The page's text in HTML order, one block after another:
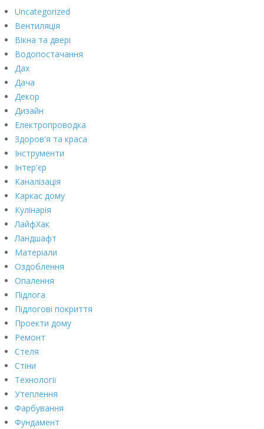
Uncategorized
Вентиляція
Вікна та двері
Водопостачання
Дах
Дача
Декор
Дизайн
Електропроводка
Здоров'я та краса
Інструменти
Інтер'єр
Каналізація
Каркас дому
Кулінарія
ЛайфХак
Ландшафт
Матеріали
Оздоблення
Опалення
Підлога
Підлогові покриття
Проекти дому
Ремонт
Стеля
Стіни
Технології
Утеплення
Фарбування
Фундамент